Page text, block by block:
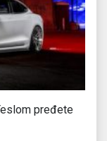
pređete